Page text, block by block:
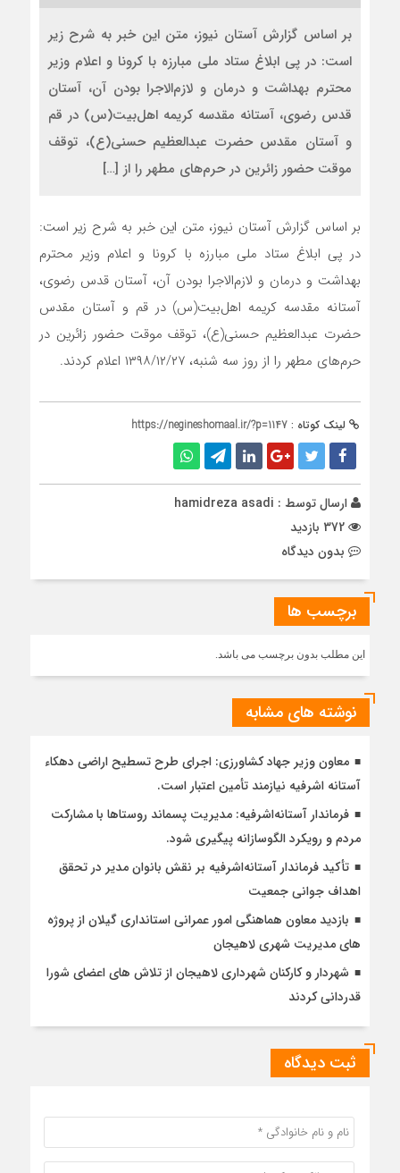
بر اساس گزارش آستان نیوز، متن این خبر به شرح زیر
است: در پی ابلاغ ستاد ملی مبارزه با کرونا و اعلام وزیر
محترم بهداشت و درمان و لازم‌الاجرا بودن آن، آستان
قدس رضوی، آستانه مقدسه کریمه اهل‌بیت(س) در قم
و آستان مقدس حضرت عبدالعظیم حسنی(ع)، توقف
موقت حضور زائرین در حرم‌های مطهر را از […]
بر اساس گزارش آستان نیوز، متن این خبر به شرح زیر است:
در پی ابلاغ ستاد ملی مبارزه با کرونا و اعلام وزیر محترم
بهداشت و درمان و لازم‌الاجرا بودن آن، آستان قدس رضوی،
آستانه مقدسه کریمه اهل‌بیت(س) در قم و آستان مقدس
حضرت عبدالعظیم حسنی(ع)، توقف موقت حضور زائرین در
حرم‌های مطهر را از روز سه شنبه، ۱۳۹۸/۱۲/۲۷ اعلام کردند.
لینک کوتاه : https://negineshomaal.ir/?p=1147
ارسال توسط : hamidreza asadi
بدون دیدگاه
برچسب ها
این مطلب بدون برچسب می باشد.
نوشته های مشابه
معاون وزیر جهاد کشاورزی: اجرای طرح تسطیح اراضی دهکاء
آستانه اشرفیه نیازمند تأمین اعتبار است.
فرماندار آستانه‌اشرفیه: مدیریت پسماند روستاها با مشارکت
مردم و رویکرد الگوسازانه پیگیری شود.
تأکید فرماندار آستانه‌اشرفیه بر نقش بانوان مدیر در تحقق
اهداف جوانی جمعیت
بازدید معاون هماهنگی امور عمرانی استانداری گیلان از پروژه
های مدیریت شهری لاهیجان
شهردار و کارکنان شهرداری لاهیجان از تلاش های اعضای شورا
قدردانی کردند
ثبت دیدگاه